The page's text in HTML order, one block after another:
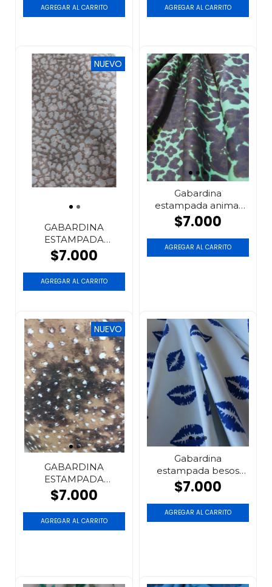
NUEVO
GABARDINA
ESTAMPADA
ANIMAL PRINT
$7.000
Gabardina
estampada animal
print
$7.000
AGREGAR AL CARRITO
NUEVO
GABARDINA
ESTAMPADA
ANIMAL PRINT
BAMBI
$7.000
Gabardina
estampada besos
azul
$7.000
AGREGAR AL CARRITO